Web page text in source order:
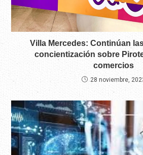
Villa Mercedes: Continúan
concientización sobre
comercios
28 noviembre,